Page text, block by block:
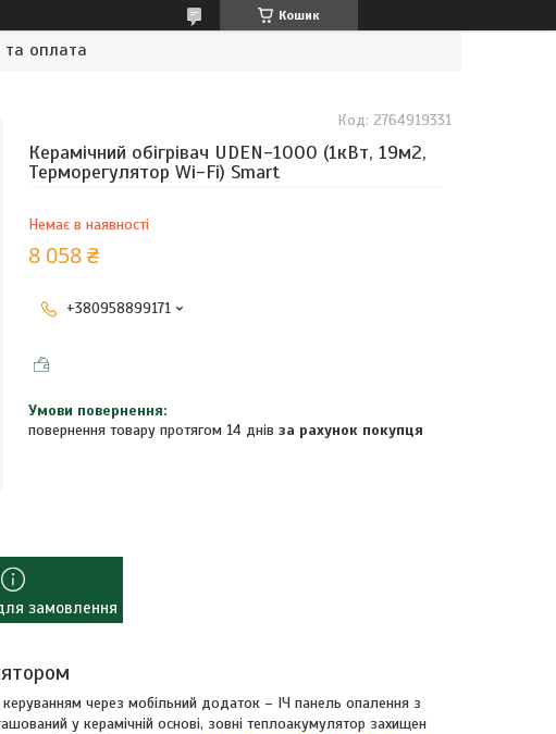
Кошик
та оплата
Керамічний обігрівач UDEN-1000 (1кВт, 19м2,
Терморегулятор Wi-Fi) Smart
Немає в наявності
Код:2764919331
8 058 ₴
+380958899171
повернення товару протягом 14 днів за рахунок покупця
замовлення
через мобільний додаток – ІЧ панель опалення з
у керамічній основі, зовні теплоакумулятор захищен